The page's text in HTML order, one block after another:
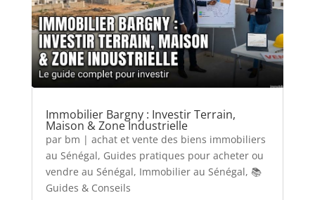
Immobilier Bargny : Investir Terrain,
Maison & Zone Industrielle
par bm | achat et vente des biens immobiliers
au Sénégal, Guides pratiques pour acheter ou
vendre au Sénégal, Immobilier au Sénégal, 📚
Guides & Conseils